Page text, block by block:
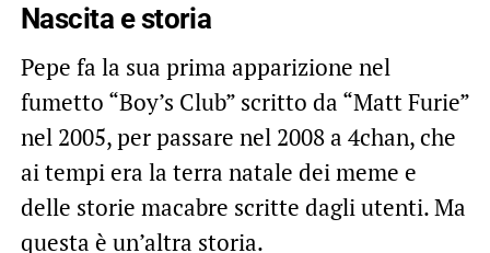
Nascita e storia
Pepe fa la sua prima apparizione nel
fumetto “Boy’s Club” scritto da “Matt Furie”
nel 2005, per passare nel 2008 a 4chan, che
ai tempi era la terra natale dei meme e
delle storie macabre scritte dagli utenti. Ma
questa è un’altra storia.